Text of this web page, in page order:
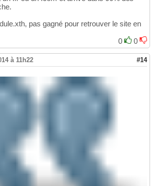
pas gagné pour retrouver le site en
0
0
à 11h22 #14